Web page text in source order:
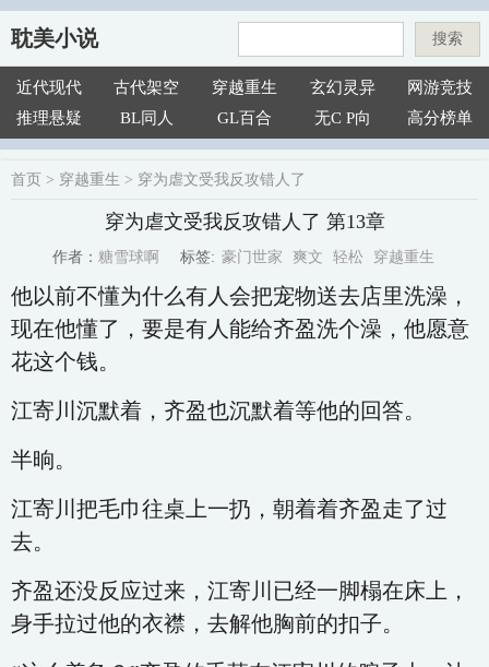
耽美小说 搜索
近代现代 古代架空 穿越重生 玄幻灵异
网游竞技
推理悬疑
BL同人 GL百合 无C P向 高分榜单
首页 > 穿越重生 > 穿为虐文受我反攻错人了
穿为虐文受我反攻错人了 第13章
作者： 糖雪球啊 标签: 豪门世家 爽文 轻松 穿越重生
他以前不懂为什么有人会把宠物送去店里洗澡，
现在他懂了，要是有人能给齐盈洗个澡，他愿意
花这个钱。
江寄川沉默着，齐盈也沉默着等他的回答。
半晌。
江寄川把毛巾往桌上一扔，朝着着齐盈走了过
去。
齐盈还没反应过来，江寄川已经一脚榻在床上，
身手拉过他的衣襟，去解他胸前的扣子。